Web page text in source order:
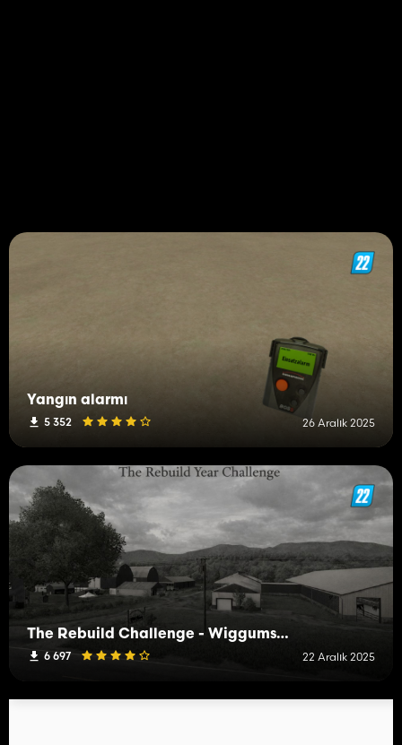
Yangın alarmı
5 352 26 Aralık 2025
The Rebuild Challenge - Wiggums Moo Meadows
6 697 22 Aralık 2025